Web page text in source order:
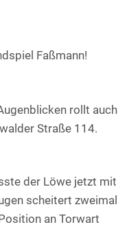
Faßmann!
rollt auch
Straße 114.
der Löwe jetzt mit
scheitert zweimal
an Torwart